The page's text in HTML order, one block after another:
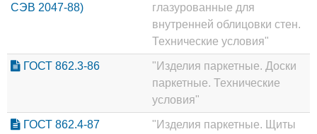
СЭВ 2047-88)
глазурованные для
внутренней облицовки стен.
Технические условия"
ГОСТ 862.3-86
"Изделия паркетные. Доски
паркетные. Технические
условия"
ГОСТ 862.4-87
"Изделия паркетные. Щиты